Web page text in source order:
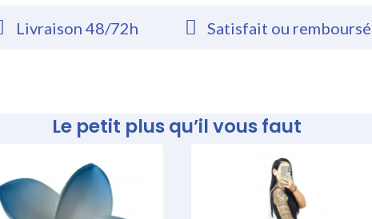
Livraison 48/72h Satisfait ou remboursé
Le petit plus qu’il vous faut